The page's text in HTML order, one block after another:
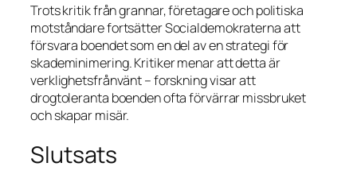
Trots kritik från grannar, företagare och politiska
motståndare fortsätter Socialdemokraterna att
försvara boendet som en del av en strategi för
skademinimering. Kritiker menar att detta är
verklighetsfrånvänt – forskning visar att
drogtoleranta boenden ofta förvärrar missbruket
och skapar misär.
Slutsats